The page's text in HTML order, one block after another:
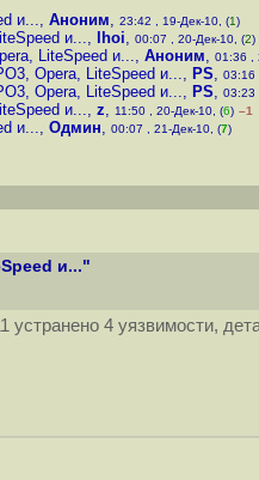
и..., Аноним, 23:42 , 19-Дек-10, (1)
и..., lhoi, 00:07 , 20-Дек-10, (2)
LiteSpeed и..., Аноним, 01:36 ,
Opera, LiteSpeed и..., PS, 03:16
Opera, LiteSpeed и..., PS, 03:23
и..., z, 11:50 , 20-Дек-10, (6) –1
и..., Одмин, 00:07 , 21-Дек-10, (7)
и..."
4 уязвимости,